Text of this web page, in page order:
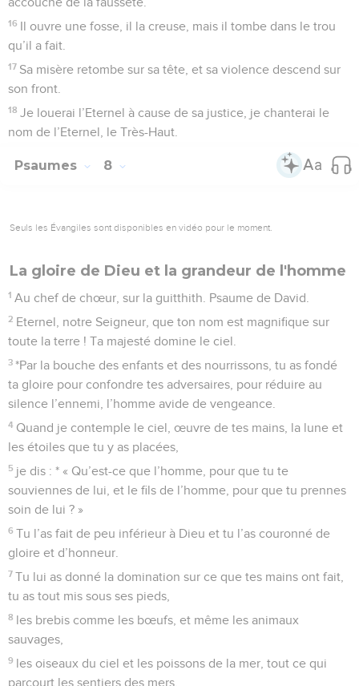
16 Il ouvre une fosse, il la creuse, mais il tombe dans le trou
qu’il a fait.
17 Sa misère retombe sur sa tête, et sa violence descend sur
son front.
18 Je louerai l’Eternel à cause de sa justice, je chanterai le
nom de l’Eternel, le Très-Haut.
Psaumes 8
Seuls les Évangiles sont disponibles en vidéo pour le moment.
La gloire de Dieu et la grandeur de l'homme
1 Au chef de chœur, sur la guitthith. Psaume de David.
2 Eternel, notre Seigneur, que ton nom est magnifique sur
toute la terre ! Ta majesté domine le ciel.
3 *Par la bouche des enfants et des nourrissons, tu as fondé
ta gloire pour confondre tes adversaires, pour réduire au
silence l’ennemi, l’homme avide de vengeance.
4 Quand je contemple le ciel, œuvre de tes mains, la lune et
les étoiles que tu y as placées,
5 je dis : * « Qu’est-ce que l’homme, pour que tu te
souviennes de lui, et le fils de l’homme, pour que tu prennes
soin de lui ? »
6 Tu l’as fait de peu inférieur à Dieu et tu l’as couronné de
gloire et d’honneur.
7 Tu lui as donné la domination sur ce que tes mains ont fait,
tu as tout mis sous ses pieds,
8 les brebis comme les bœufs, et même les animaux
sauvages,
9 les oiseaux du ciel et les poissons de la mer, tout ce qui
parcourt les sentiers des mers.